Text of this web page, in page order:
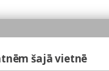
šajā vietnē